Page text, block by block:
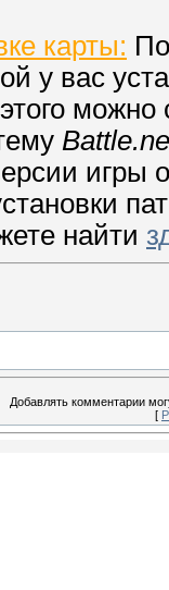
карты:
у вас
можно
игры
найти
Добавлять комментарии
[